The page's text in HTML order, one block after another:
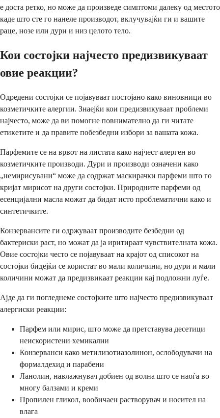
е доста ретко, но може да произведе симптоми далеку од местото
каде што сте го нанеле производот, вклучувајќи ги и вашите
раце, нозе или дури и низ целото тело.
Кои состојки најчесто предизвикуваат
овие реакции?
Одредени состојки се појавуваат постојано како виновници во
козметичките алергии. Знаејќи кои предизвикуваат проблеми
најчесто, може да ви помогне повнимателно да ги читате
етикетите и да правите побезбедни избори за вашата кожа.
Парфемите се на врвот на листата како најчест алерген во
козметичките производи. Дури и производи означени како
„немирисувани“ може да содржат маскирачки парфеми што го
кријат мирисот на други состојки. Природните парфеми од
есенцијални масла можат да бидат исто проблематични како и
синтетичките.
Конзервансите ги одржуваат производите безбедни од
бактериски раст, но можат да ја иритираат чувствителната кожа.
Овие состојки често се појавуваат на крајот од списокот на
состојки бидејќи се користат во мали количини, но дури и мали
количини можат да предизвикаат реакции кај подложни луѓе.
Ајде да ги погледнеме состојките што најчесто предизвикуваат
алергиски реакции:
Парфем или мирис, што може да претставува десетици
неискористени хемикалии
Конзерванси како метилизотиазолинон, ослободувачи на
формалдехид и парабени
Ланолин, навлажнувач добиен од волна што се наоѓа во
многу балзами и креми
Пропилен гликол, вообичаен растворувач и носител на
влага